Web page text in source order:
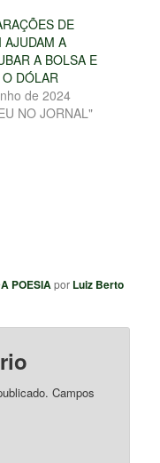
DE
AJUDAM A
A BOLSA E
DÓLAR
de 2024
NO JORNAL"
POESIApor Luiz Berto
Campos